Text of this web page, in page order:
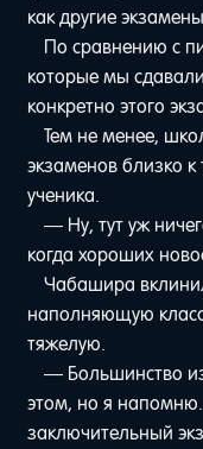
как другие
По сравнению с
которые мы
конкретно этого
Тем не менее,
экзаменов близко
ученика.
— Ну, тут уж
когда хороших
Чабашира
наполняющую
тяжелую.
— Большинство
этом, но я
заключительный